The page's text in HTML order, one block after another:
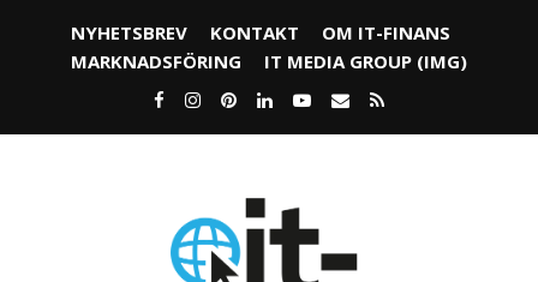
NYHETSBREV KONTAKT
OM IT-FINANS
MARKNADSFÖRING
IT MEDIA GROUP (IMG)